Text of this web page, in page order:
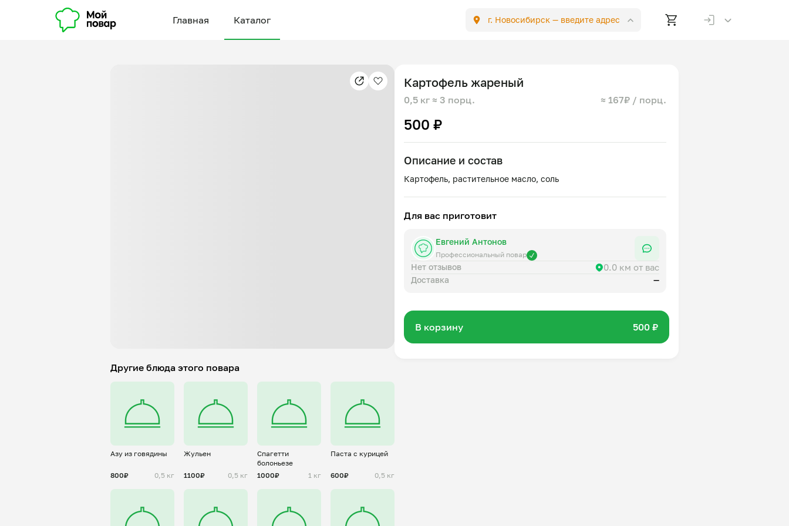
Главная Каталог г. Новосибирск — введите адрес
Другие блюда этого повара
Азу из говядины
800₽ 0,5 кг
Жульен
1100₽ 0,5 кг
Спагетти
болоньезе
1000₽
1 кг
Паста с курицей
600₽ 0,5 кг
Картофель жареный
0,5 кг ≈ 3 порц. ≈ 167₽ / порц.
500 ₽
Описание и состав
Для вас приготовит
Евгений Антонов
Профессиональный повар
Нет отзывов 0.0 км от вас
Доставка —
В корзину 500 ₽